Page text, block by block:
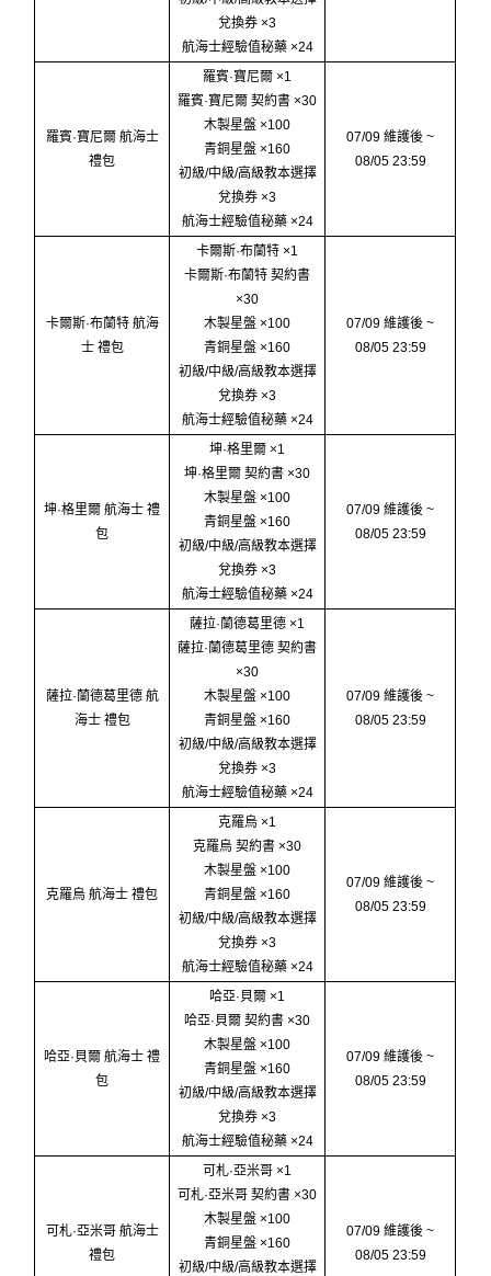
兌換券 ×3
航海士經驗值秘藥 ×24
羅賓·寶尼爾 航海士
禮包
羅賓·寶尼爾 ×1
羅賓·寶尼爾 契約書 ×30
木製星盤 ×100
青銅星盤 ×160
初級/中級/高級教本選擇
兌換券 ×3
航海士經驗值秘藥 ×24
07/09 維護後 ~
08/05 23:59
卡爾斯·布蘭特 航海
士 禮包
卡爾斯·布蘭特 ×1
卡爾斯·布蘭特 契約書
×30
木製星盤 ×100
青銅星盤 ×160
初級/中級/高級教本選擇
兌換券 ×3
航海士經驗值秘藥 ×24
07/09 維護後 ~
08/05 23:59
坤·格里爾 航海士 禮
包
坤·格里爾 ×1
坤·格里爾 契約書 ×30
木製星盤 ×100
青銅星盤 ×160
初級/中級/高級教本選擇
兌換券 ×3
航海士經驗值秘藥 ×24
07/09 維護後 ~
08/05 23:59
薩拉·蘭德葛里德 航
海士 禮包
薩拉·蘭德葛里德 ×1
薩拉·蘭德葛里德 契約書
×30
木製星盤 ×100
青銅星盤 ×160
初級/中級/高級教本選擇
兌換券 ×3
航海士經驗值秘藥 ×24
07/09 維護後 ~
08/05 23:59
克羅烏 航海士 禮包
克羅烏 ×1
克羅烏 契約書 ×30
木製星盤 ×100
青銅星盤 ×160
初級/中級/高級教本選擇
兌換券 ×3
航海士經驗值秘藥 ×24
07/09 維護後 ~
08/05 23:59
哈亞·貝爾 航海士 禮
包
哈亞·貝爾 ×1
哈亞·貝爾 契約書 ×30
木製星盤 ×100
青銅星盤 ×160
初級/中級/高級教本選擇
兌換券 ×3
航海士經驗值秘藥 ×24
07/09 維護後 ~
08/05 23:59
可札·亞米哥 航海士
禮包
可札·亞米哥 ×1
可札·亞米哥 契約書 ×30
木製星盤 ×100
青銅星盤 ×160
初級/中級/高級教本選擇
07/09 維護後 ~
08/05 23:59